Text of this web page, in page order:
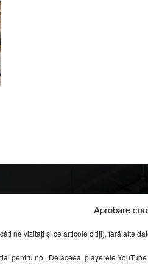
Aprobare
ne vizitați și ce articole citiți), fără alte
pentru noi. De aceea, playerele
Info
DESPRE NOI
CONFIDENȚIALITATE &